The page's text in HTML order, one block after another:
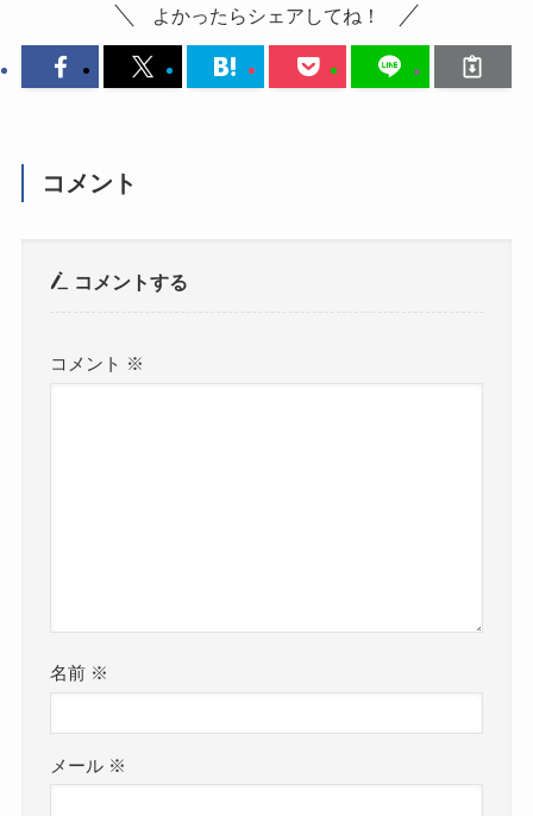
よかったらシェアしてね！
コメント
コメントする
コメント ※
名前 ※
メール ※